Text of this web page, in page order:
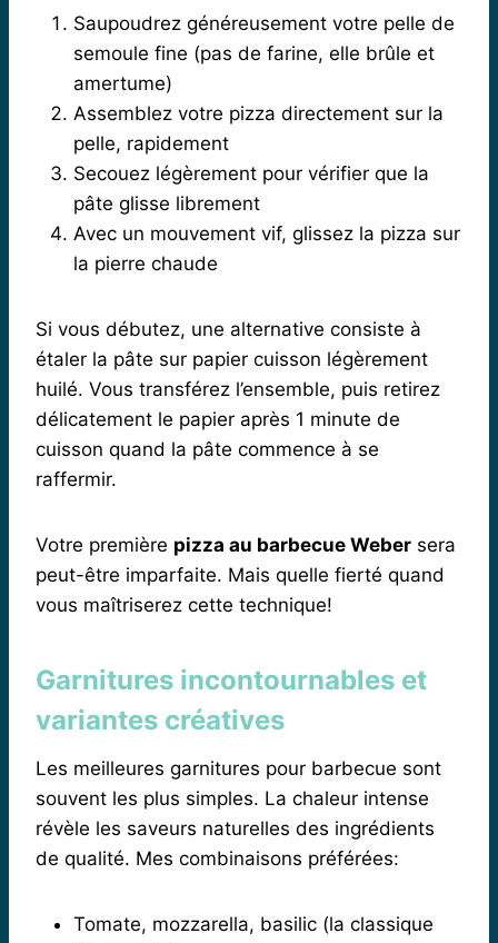
Saupoudrez généreusement votre pelle de
semoule fine (pas de farine, elle brûle et
amertume)
Assemblez votre pizza directement sur la
pelle, rapidement
Secouez légèrement pour vérifier que la
pâte glisse librement
Avec un mouvement vif, glissez la pizza sur
la pierre chaude
Si vous débutez, une alternative consiste à
étaler la pâte sur papier cuisson légèrement
huilé. Vous transférez l’ensemble, puis retirez
délicatement le papier après 1 minute de
cuisson quand la pâte commence à se
raffermir.
Votre première pizza au barbecue Weber sera
peut-être imparfaite. Mais quelle fierté quand
vous maîtriserez cette technique!
Garnitures incontournables et
variantes créatives
Les meilleures garnitures pour barbecue sont
souvent les plus simples. La chaleur intense
révèle les saveurs naturelles des ingrédients
de qualité. Mes combinaisons préférées:
Tomate, mozzarella, basilic (la classique